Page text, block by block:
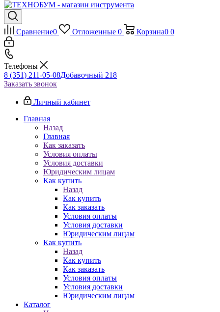
Сравнение0 Отложенные 0 Корзина0 0
Телефоны
8 (351) 211-05-08Добавочный 218
Заказать звонок
Личный кабинет
Главная
Назад
Главная
Как заказать
Условия оплаты
Условия доставки
Юридическим лицам
Как купить
Назад
Как купить
Как заказать
Условия оплаты
Условия доставки
Юридическим лицам
Как купить
Назад
Как купить
Как заказать
Условия оплаты
Условия доставки
Юридическим лицам
Каталог